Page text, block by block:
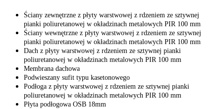
Ściany zewnętrzne z płyty warstwowej z rdzeniem ze sztywnej
pianki poliuretanowej w okładzinach metalowych PIR 100 mm
Ściany wewnętrzne z płyty warstwowej z rdzeniem ze sztywnej
pianki poliuretanowej w okładzinach metalowych PIR 100 mm
Dach z płyty warstwowej z rdzeniem ze sztywnej pianki
poliuretanowej w okładzinach metalowych PIR 100 mm
Membrana dachowa
Podwieszany sufit typu kasetonowego
Podłoga z płyty warstwowej z rdzeniem ze sztywnej pianki
poliuretanowej w okładzinach metalowych PIR 100 mm
Płyta podłogowa OSB 18mm